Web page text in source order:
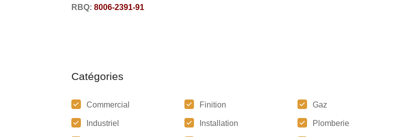
RBQ: 8006-2391-91
Catégories
Commercial Finition Gaz
Industriel Installation Plomberie